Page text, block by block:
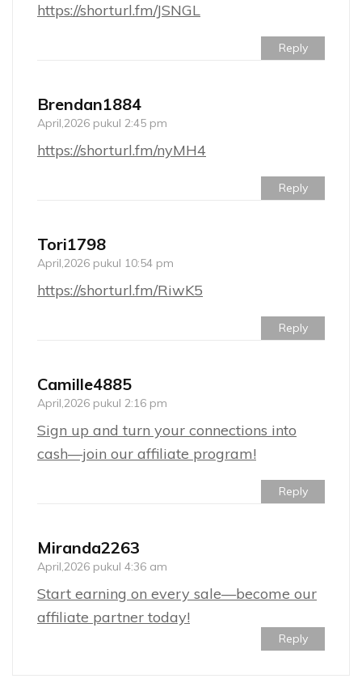
https://shorturl.fm/JSNGL
Reply
Brendan1884
April,2026 pukul 2:45 pm
https://shorturl.fm/nyMH4
Reply
Tori1798
April,2026 pukul 10:54 pm
https://shorturl.fm/RiwK5
Reply
Camille4885
April,2026 pukul 2:16 pm
Sign up and turn your connections into
cash—join our affiliate program!
Reply
Miranda2263
April,2026 pukul 4:36 am
Start earning on every sale—become our
affiliate partner today!
Reply